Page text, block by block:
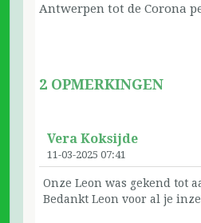
Antwerpen tot de Corona
2 OPMERKINGEN
Vera Koksijde
11-03-2025 07:41
Onze Leon was gekend tot
Bedankt Leon voor al je